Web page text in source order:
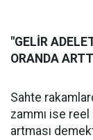
"GELİR
ORANDA
Sahte
zammı ise
artması